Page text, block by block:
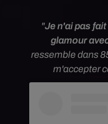
"Je n'ai pas
glamour
ressemble dans
m'accepter